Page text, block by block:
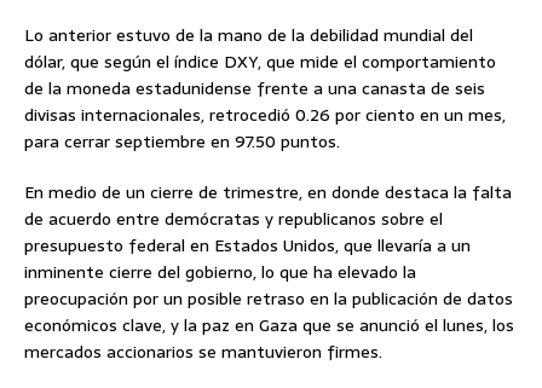
Lo anterior estuvo de la mano de la debilidad mundial del
dólar, que según el índice DXY, que mide el comportamiento
de la moneda estadunidense frente a una canasta de seis
divisas internacionales, retrocedió 0.26 por ciento en un mes,
para cerrar septiembre en 97.50 puntos.
En medio de un cierre de trimestre, en donde destaca la falta
de acuerdo entre demócratas y republicanos sobre el
presupuesto federal en Estados Unidos, que llevaría a un
inminente cierre del gobierno, lo que ha elevado la
preocupación por un posible retraso en la publicación de datos
económicos clave, y la paz en Gaza que se anunció el lunes, los
mercados accionarios se mantuvieron firmes.